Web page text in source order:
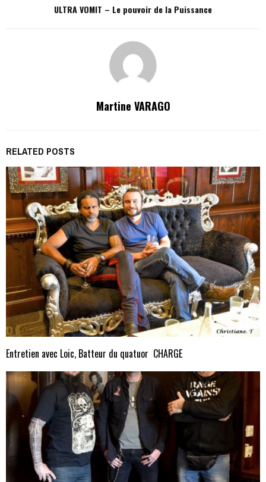
ULTRA VOMIT – Le pouvoir de la Puissance
Martine VARAGO
RELATED POSTS
Entretien avec Loic, Batteur du quatuor CHARGE